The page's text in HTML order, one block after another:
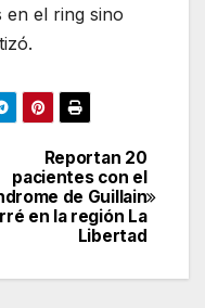
en el ring sino
Reportan 20
pacientes con el
de Guillain
en la región La
Libertad